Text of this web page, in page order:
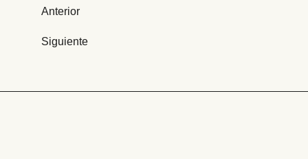
Navegación
de
Anterior
Siguiente